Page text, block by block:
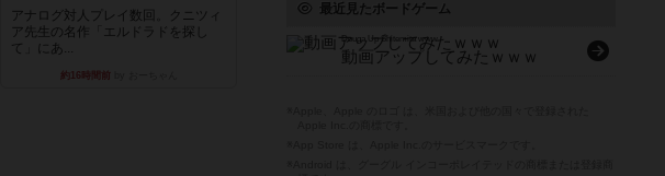
アナログ対人プレイ数回。クニツィ
ア先生の名作「エルドラドを探し
て」にあ...
約16時間前
最近見たボードゲーム
Douga Up Shitemita www
動画アップしてみたｗｗｗ